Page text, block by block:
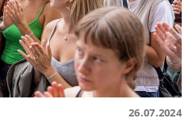
26.07.2024